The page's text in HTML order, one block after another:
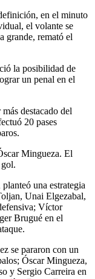
en el minuto
el volante se
grande, remató el
la posibilidad de
un penal en el
destacado del
20 pases
Mingueza. El
una estrategia
Unai Elgezabal,
Víctor
Brugué en el
se pararon con un
Óscar Mingueza,
y Sergio Carreira en